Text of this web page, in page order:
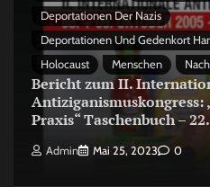
Deportationen Der Nazis
Deportationen Und Gedenkort
Holocaust
Menschen
Bericht zum II.
Praxis“ Taschenbuch –
Admin Mai 25, 2023 0